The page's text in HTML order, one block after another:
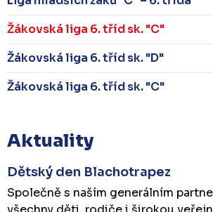
Žákovská liga 6. tříd sk. "C"
Žákovská liga 6. tříd sk. "D"
Žákovská liga 6. tříd sk. "C"
Aktuality
Dětský den Blachotrapez
Společně s naším generálním